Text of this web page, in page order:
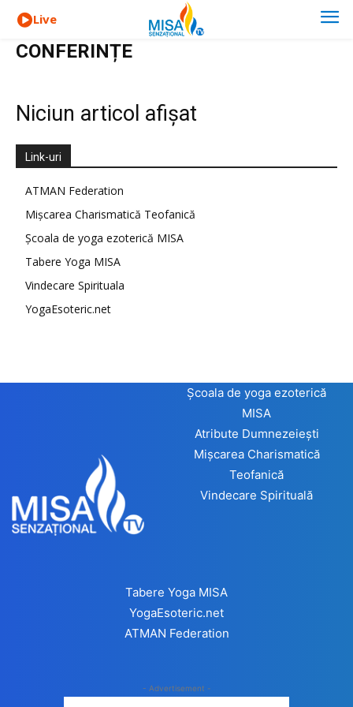
Live
CONFERINȚE
Niciun articol afișat
Link-uri
ATMAN Federation
Mișcarea Charismatică Teofanică
Școala de yoga ezoterică MISA
Tabere Yoga MISA
Vindecare Spirituala
YogaEsoteric.net
Școala de yoga ezoterică
MISA
Atribute Dumnezeiești
Mișcarea Charismatică
Teofanică
Vindecare Spirituală
Tabere Yoga MISA
YogaEsoteric.net
ATMAN Federation
- Advertisement -